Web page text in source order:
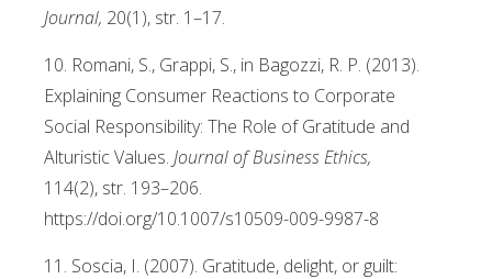
Journal, 20(1), str. 1–17.
10. Romani, S., Grappi, S., in Bagozzi, R. P. (2013).
Explaining Consumer Reactions to Corporate
Social Responsibility: The Role of Gratitude and
Alturistic Values. Journal of Business Ethics,
114(2), str. 193–206.
https://doi.org/10.1007/s10509-009-9987-8
11. Soscia, I. (2007). Gratitude, delight, or guilt: